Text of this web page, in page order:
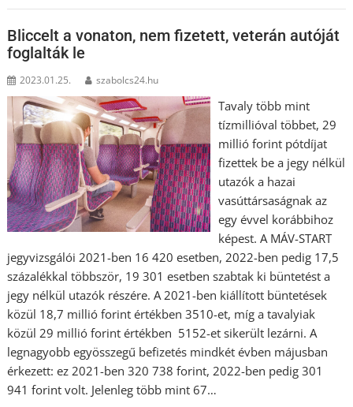
Bliccelt a vonaton, nem fizetett, veterán autóját
foglalták le
2023.01.25. szabolcs24.hu
Tavaly több mint
tízmillióval többet, 29
millió forint pótdíjat
fizettek be a jegy nélkül
utazók a hazai
vasúttársaságnak az
egy évvel korábbihoz
képest. A MÁV-START
jegyvizsgálói 2021-ben 16 420 esetben, 2022-ben pedig 17,5
százalékkal többször, 19 301 esetben szabtak ki büntetést a
jegy nélkül utazók részére. A 2021-ben kiállított büntetések
közül 18,7 millió forint értékben 3510-et, míg a tavalyiak
közül 29 millió forint értékben 5152-et sikerült lezárni. A
legnagyobb egyösszegű befizetés mindkét évben májusban
érkezett: ez 2021-ben 320 738 forint, 2022-ben pedig 301
941 forint volt. Jelenleg több mint 67…